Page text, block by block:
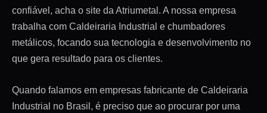
confiável, acha o site da Atriumetal. A nossa empresa
trabalha com Caldeiraria Industrial e chumbadores
metálicos, focando sua tecnologia e desenvolvimento no
que gera resultado para os clientes.
Quando falamos em empresas fabricante de Caldeiraria
Industrial no Brasil, é preciso que ao procurar por uma